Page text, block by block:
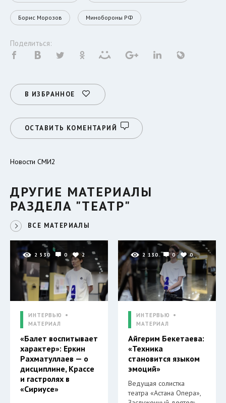
Борис Морозов Минобороны РФ
Поделиться:
В ИЗБРАННОЕ
ОСТАВИТЬ КОМЕНТАРИЙ
Новости СМИ2
ДРУГИЕ МАТЕРИАЛЫ
РАЗДЕЛА "ТЕАТР"
ВСЕ МАТЕРИАЛЫ
2 530 0 2
ИНТЕРВЬЮ
МАТЕРИАЛ
«Балет воспитывает
характер»: Еркин
Рахматуллаев — о
дисциплине, Крассе
и гастролях в
«Сириусе»
2 130 0 0
ИНТЕРВЬЮ
МАТЕРИАЛ
Айгерим Бекетаева:
«Техника
становится языком
эмоций»
Ведущая солистка
театра «Астана Опера»,